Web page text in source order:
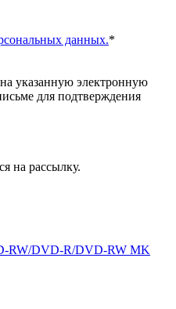
данных.*
указанную электронную
для подтверждения
на рассылку.
RW/DVD-R/DVD-RW MK